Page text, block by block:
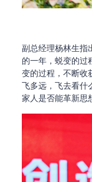
副总经理杨林生指
的一年，蜕变的过
变的过程，不断收
飞多远，飞去看
家人是否能革新思